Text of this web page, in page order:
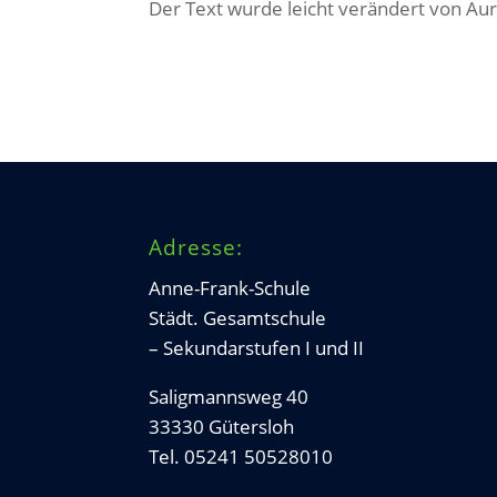
Der Text wurde leicht verändert von
Adresse:
Anne-Frank-Schule
Städt. Gesamtschule
– Sekundarstufen I und II
Saligmannsweg 40
33330 Gütersloh
Tel. 05241 50528010